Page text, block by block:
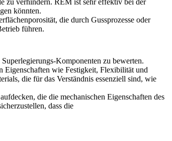
zu verhindern. REM ist sehr effektiv bei der
könnten.
die durch Gussprozesse oder
führen.
Komponenten zu bewerten.
Eigenschaften wie Festigkeit, Flexibilität und
die für das Verständnis essenziell sind, wie
die die mechanischen Eigenschaften des
dass die